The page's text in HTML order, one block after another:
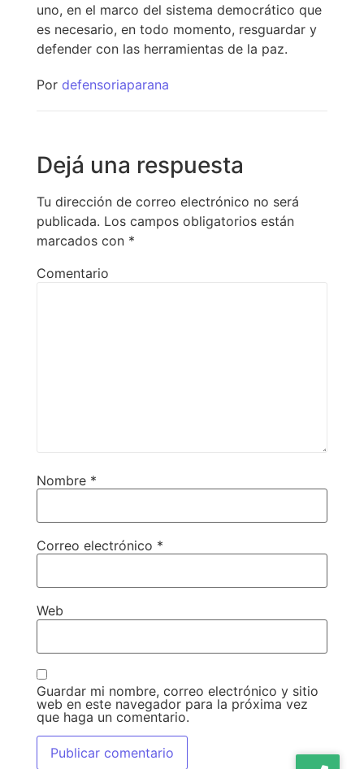
uno, en el marco del sistema democrático que
es necesario, en todo momento, resguardar y
defender con las herramientas de la paz.
Por defensoriaparana
Dejá una respuesta
Tu dirección de correo electrónico no será
publicada. Los campos obligatorios están
marcados con *
Comentario
Nombre *
Correo electrónico *
Web
Guardar mi nombre, correo electrónico y sitio
web en este navegador para la próxima vez
que haga un comentario.